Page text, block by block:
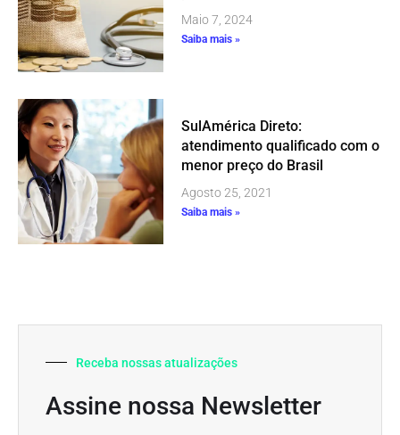
Maio 7, 2024
Saiba mais »
SulAmérica Direto:
atendimento qualificado com o
menor preço do Brasil
Agosto 25, 2021
Saiba mais »
Receba nossas atualizações
Assine nossa Newsletter